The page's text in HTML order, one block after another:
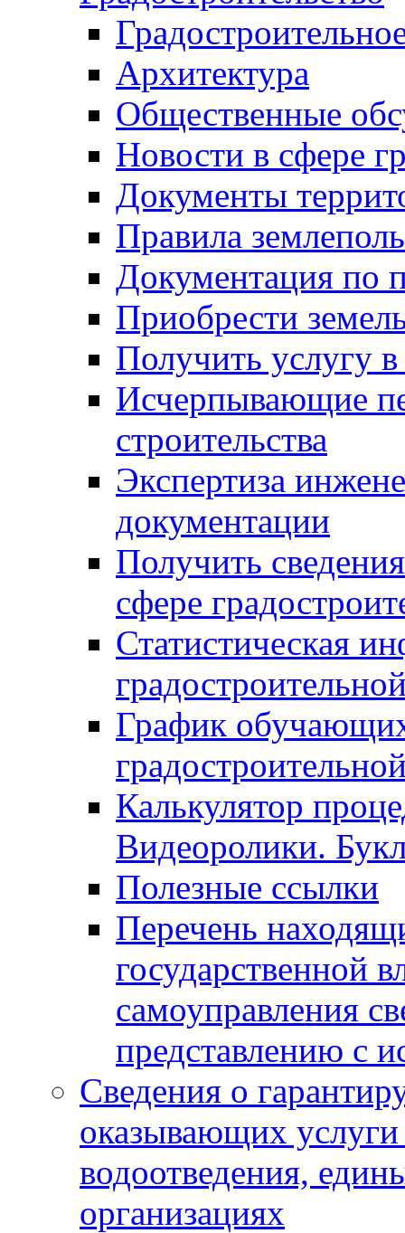
Архитектура
Общественные
Новости в сфере
Документы
Правила
Документация по
Приобрести
Получить услугу в
Исчерпывающие
строительства
Экспертиза
документации
Получить
сфере
Статистическая
График
Калькулятор
Видеоролики.
Полезные ссылки
Перечень
государственной
самоуправления
представлению с
Сведения о
оказывающих
водоотведения,
организациях